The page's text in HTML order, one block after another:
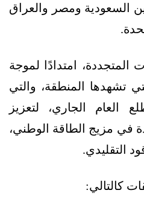
السعودية ومصر والعراق
المتجددة، امتدادًا لموجة
تشهدها المنطقة، والتي
العام الجاري، لتعزيز
في مزيج الطاقة الوطني،
التقليدي.
كالتالي: